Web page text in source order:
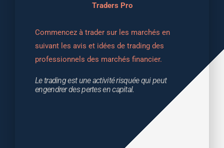
Traders Pro
Commencez à trader sur les marchés en
suivant les avis et idées de trading des
professionnels des marchés financier.
Le trading est une activité risquée qui peut
engendrer des pertes en capital.